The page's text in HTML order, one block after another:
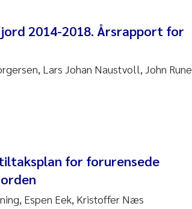
Pinto Costa
Gomes
2014-2018. Årsrapport for
Lars Johan Naustvoll, John Rune
for forurensede
Espen Eek, Kristoffer Næs